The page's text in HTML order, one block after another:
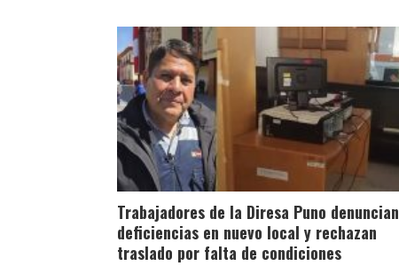
Trabajadores de la Diresa Puno denuncian
deficiencias en nuevo local y rechazan
traslado por falta de condiciones